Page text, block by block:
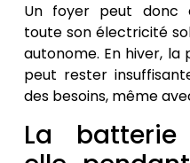
Un foyer peut donc
toute son électricité
autonome. En hiver,
peut rester
des besoins, même
La